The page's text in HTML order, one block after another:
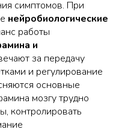
симптомов. При
нейробиологические
работы
и
за передачу
и регулирование
основные
мозгу трудно
контролировать